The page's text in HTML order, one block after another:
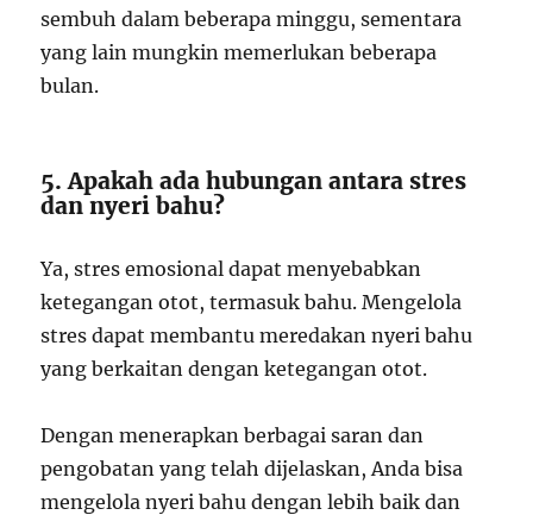
sembuh dalam beberapa minggu, sementara
yang lain mungkin memerlukan beberapa
bulan.
5. Apakah ada hubungan antara stres
dan nyeri bahu?
Ya, stres emosional dapat menyebabkan
ketegangan otot, termasuk bahu. Mengelola
stres dapat membantu meredakan nyeri bahu
yang berkaitan dengan ketegangan otot.
Dengan menerapkan berbagai saran dan
pengobatan yang telah dijelaskan, Anda bisa
mengelola nyeri bahu dengan lebih baik dan